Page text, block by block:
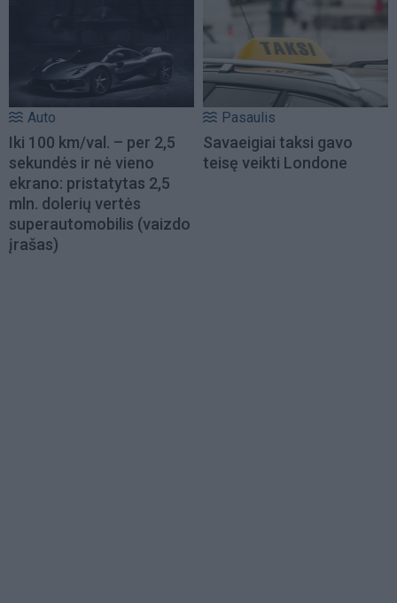
Auto
Iki 100 km/val. – per 2,5
sekundės ir nė vieno
ekrano: pristatytas 2,5
mln. dolerių vertės
superautomobilis (vaizdo
įrašas)
Pasaulis
Savaeigiai taksi gavo
teisę veikti Londone